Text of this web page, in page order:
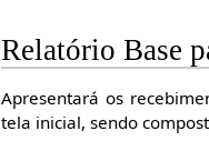
Relatório Base
Apresentará os
tela inicial, sendo